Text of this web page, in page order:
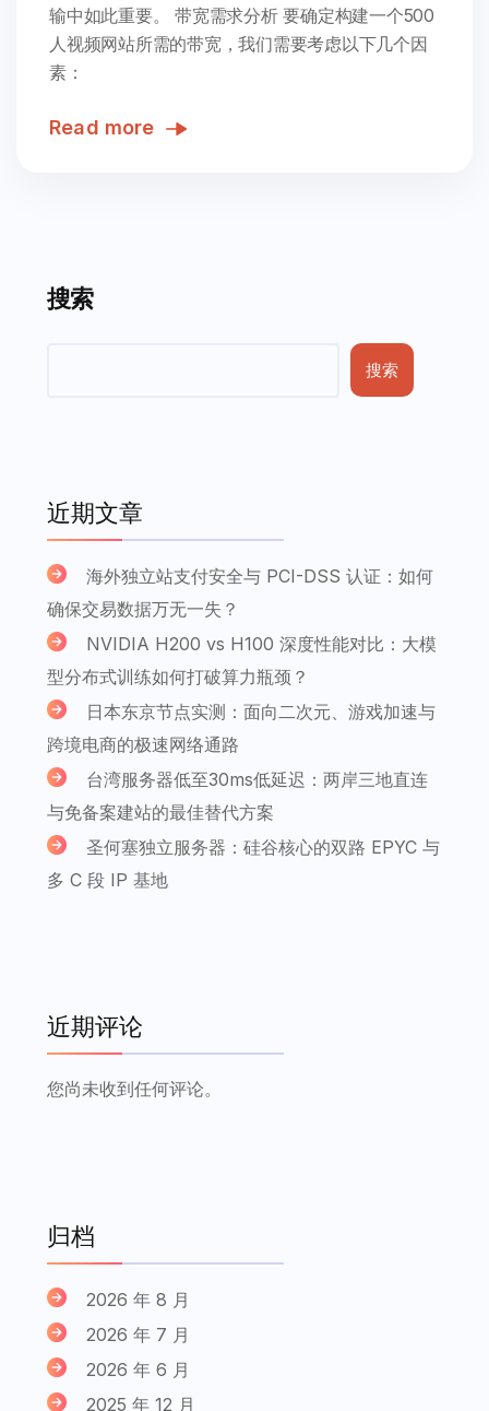
输中如此重要。 带宽需求分析 要确定构建一个500
人视频网站所需的带宽，我们需要考虑以下几个因
素：
Read more
搜索
搜索
近期文章
海外独立站支付安全与 PCI-DSS 认证：如何
确保交易数据万无一失？
NVIDIA H200 vs H100 深度性能对比：大模
型分布式训练如何打破算力瓶颈？
日本东京节点实测：面向二次元、游戏加速与
跨境电商的极速网络通路
台湾服务器低至30ms低延迟：两岸三地直连
与免备案建站的最佳替代方案
圣何塞独立服务器：硅谷核心的双路 EPYC 与
多 C 段 IP 基地
近期评论
您尚未收到任何评论。
归档
2026 年 8 月
2026 年 7 月
2026 年 6 月
2025 年 12 月